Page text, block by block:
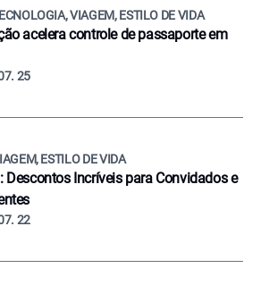
VIAGEM, ESTILO DE VIDA
acelera controle de passaporte em
25
ESTILO DE VIDA
Descontos Incríveis para Convidados e
22